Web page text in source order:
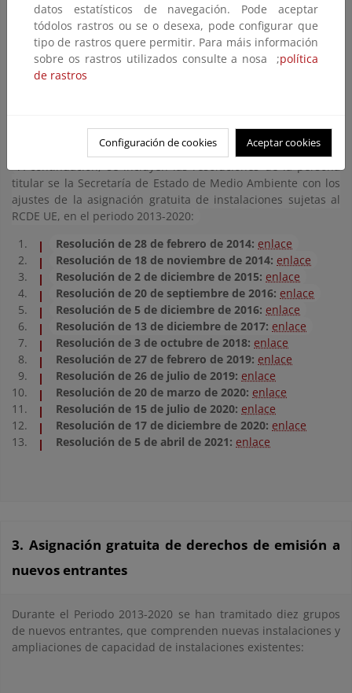
Parlamento Europeo y del Consejo,la lista de sectores y
subsectores que se consideran expuestos a un riesgo
significativo de fuga de carbono durante el período 2015-
2019. Puede descargar dicho acuerdoaquí
asignación gratuita:
A continuación, se incluyen las resoluciones de la persona
titular se la Secretaría de Estado de Medio Ambiente con los
ajustes de la asignación gratuita de instalaciones sujetas al
RCDE UE, en el periodo 2013-2020:
Resolución de 28 de febrero de 2014: enlace
Resolución de 18 de noviembre de 2014: enlace
Resolución de 2 de diciembre de 2015: enlace
Resolución de 20 de septiembre de 2016: enlace
Resolución de 5 de diciembre de 2016: enlace
Resolución de 13 de diciembre de 2017: enlace
Resolución de 3 de octubre de 2018: enlace
Resolución de 27 de febrero de 2019: enlace
Resolución de 26 de julio de 2019: enlace
Resolución de 20 de marzo de 2020: enlace
Resolución de 15 de julio de 2020: enlace
Resolución de 17 de diciembre de 2020: enlace
Resolución de 5 de abril de 2021: enlace
3. Asignación gratuita de derechos de emisión a
nuevos entrantes
Durante el Periodo 2013-2020 se han tramitado diez grupos
de nuevos entrantes, que comprenden nuevas instalaciones y
ampliaciones de capacidad de instalaciones existentes:
datos estatísticos de navegación. Pode aceptar
tódolos rastros ou se o desexa, pode configurar que
tipo de rastros quere permitir. Para máis información
sobre os rastros utilizados consulte a nosa ;política
de rastros
Configuración de cookies Aceptar cookies